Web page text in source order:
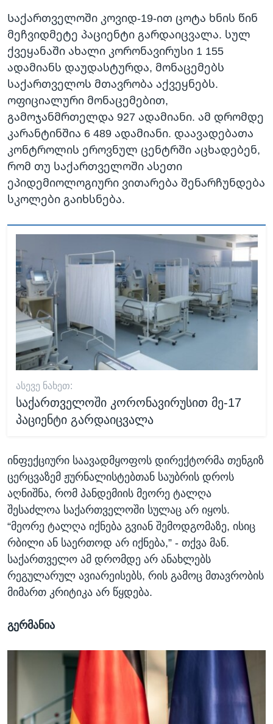
Საქართველოში კოვიდ-19-ით ცოტა ხნის წინ
მეჩვიდმეტე პაციენტი გარდაიცვალა. სულ
ქვეყანაში ახალი კორონავირუსი 1 155
ადამიანს დაუდასტურდა, მონაცემებს
საქართველოს მთავრობა აქვეყნებს.
ოფიციალური მონაცემებით,
გამოჯანმრთელდა 927 ადამიანი. ამ დრომდე
კარანტინშია 6 489 ადამიანი. დაავადებათა
კონტროლის ეროვნულ ცენტრში აცხადებენ,
რომ თუ საქართველოში ასეთი
ეპიდემიოლოგიური ვითარება შენარჩუნდება
სკოლები გაიხსნება.
ᲐᲡᲔᲕᲔ ᲜᲐᲮᲔᲗ:
საქართველოში კორონავირუსით მე-17
პაციენტი გარდაიცვალა
ინფექციური საავადმყოფოს დირექტორმა თენგიზ
ცერცვაზემ ჟურნალისტებთან საუბრის დროს
აღნიშნა, რომ პანდემიის მეორე ტალღა
შესაძლოა საქართველოში სულაც არ იყოს.
“მეორე ტალღა იქნება გვიან შემოდგომაზე, ისიც
რბილი ან საერთოდ არ იქნება,” - თქვა მან.
საქართველო ამ დრომდე არ ანახლებს
რეგულარულ ავიარეისებს, რის გამოც მთავრობის
მიმართ კრიტიკა არ წყდება.
გერმანია